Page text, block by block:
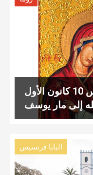
عناوين نشرة الخميس 10 كانون الأول
البابا فرنسيس